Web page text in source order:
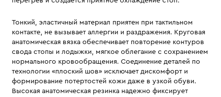
Тонкий, эластичный материал приятен при тактильном
контакте, не вызывает аллергии и раздражения. Круговая
анатомическая вязка обеспечивает повторение контуров
свода стопы и лодыжки, мягкое облегание с сохранением
нормального кровообращения. Соединение деталей по
технологии «плоский шов» исключает дискомфорт и
формирование потертостей кожи даже в узкой обуви.
Высокая анатомическая резинка надежно фиксирует